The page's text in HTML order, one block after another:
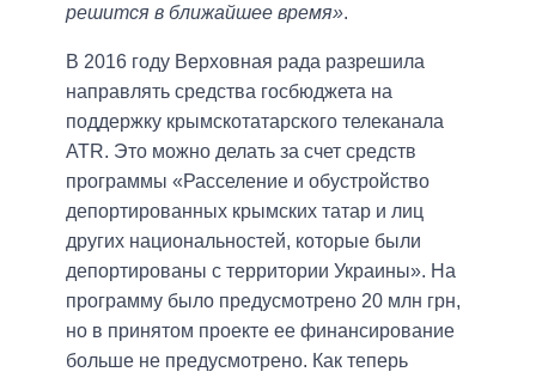
решится в ближайшее время».
В 2016 году Верховная рада разрешила
направлять средства госбюджета на
поддержку крымскотатарского телеканала
ATR. Это можно делать за счет средств
программы «Расселение и обустройство
депортированных крымских татар и лиц
других национальностей, которые были
депортированы с территории Украины». На
программу было предусмотрено 20 млн грн,
но в принятом проекте ее финансирование
больше не предусмотрено. Как теперь